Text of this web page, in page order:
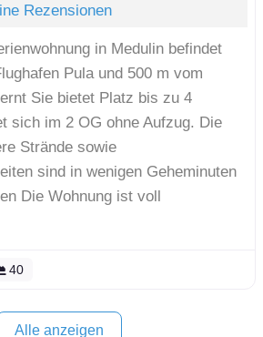
Rezensionen
in Medulin befindet
Pula und 500 m vom
Sie bietet Platz bis zu 4
sich im 2 OG ohne Aufzug. Die
Strände sowie
sind in wenigen Geheminuten
Die Wohnung ist voll
40
Alle anzeigen